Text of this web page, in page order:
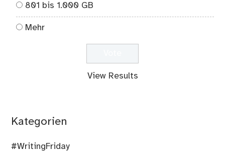
801 bis 1.000 GB
Mehr
View Results
Kategorien
#WritingFriday